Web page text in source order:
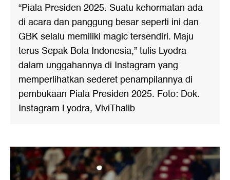
“Piala Presiden 2025. Suatu kehormatan ada
di acara dan panggung besar seperti ini dan
GBK selalu memiliki magic tersendiri. Maju
terus Sepak Bola Indonesia,” tulis Lyodra
dalam unggahannya di Instagram yang
memperlihatkan sederet penampilannya di
pembukaan Piala Presiden 2025. Foto: Dok.
Instagram Lyodra, ViviThalib